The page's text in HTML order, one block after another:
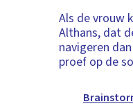
Als de vrouw
Althans, dat
navigeren
proef op de